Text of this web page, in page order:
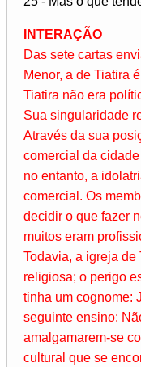
INTERAÇÃO
Das sete cartas
Menor, a de Tiatira
Tiatira não era
Sua singularidade
Através da sua
comercial da
no entanto, a
comercial. Os
decidir o que fazer
muitos eram
Todavia, a igreja
religiosa; o perigo
tinha um cognome:
seguinte ensino:
amalgamarem-se
cultural que se